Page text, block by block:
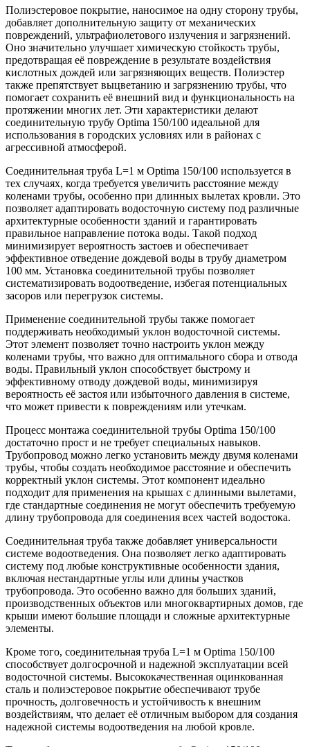
Полиэстеровое покрытие, наносимое на одну сторону трубы,
добавляет дополнительную защиту от механических
повреждений, ультрафиолетового излучения и загрязнений.
Оно значительно улучшает химическую стойкость трубы,
предотвращая её повреждение в результате воздействия
кислотных дождей или загрязняющих веществ. Полиэстер
также препятствует выцветанию и загрязнению трубы, что
помогает сохранить её внешний вид и функциональность на
протяжении многих лет. Эти характеристики делают
соединительную трубу Optima 150/100 идеальной для
использования в городских условиях или в районах с
агрессивной атмосферой.
Соединительная труба L=1 м Optima 150/100 используется в
тех случаях, когда требуется увеличить расстояние между
коленами трубы, особенно при длинных вылетах кровли. Это
позволяет адаптировать водосточную систему под различные
архитектурные особенности зданий и гарантировать
правильное направление потока воды. Такой подход
минимизирует вероятность застоев и обеспечивает
эффективное отведение дождевой воды в трубу диаметром
100 мм. Установка соединительной трубы позволяет
систематизировать водоотведение, избегая потенциальных
засоров или перегрузок системы.
Применение соединительной трубы также помогает
поддерживать необходимый уклон водосточной системы.
Этот элемент позволяет точно настроить уклон между
коленами трубы, что важно для оптимального сбора и отвода
воды. Правильный уклон способствует быстрому и
эффективному отводу дождевой воды, минимизируя
вероятность её застоя или избыточного давления в системе,
что может привести к повреждениям или утечкам.
Процесс монтажа соединительной трубы Optima 150/100
достаточно прост и не требует специальных навыков.
Трубопровод можно легко установить между двумя коленами
трубы, чтобы создать необходимое расстояние и обеспечить
корректный уклон системы. Этот компонент идеально
подходит для применения на крышах с длинными вылетами,
где стандартные соединения не могут обеспечить требуемую
длину трубопровода для соединения всех частей водостока.
Соединительная труба также добавляет универсальности
системе водоотведения. Она позволяет легко адаптировать
систему под любые конструктивные особенности здания,
включая нестандартные углы или длины участков
трубопровода. Это особенно важно для больших зданий,
производственных объектов или многоквартирных домов, где
крыши имеют большие площади и сложные архитектурные
элементы.
Кроме того, соединительная труба L=1 м Optima 150/100
способствует долгосрочной и надежной эксплуатации всей
водосточной системы. Высококачественная оцинкованная
сталь и полиэстеровое покрытие обеспечивают трубе
прочность, долговечность и устойчивость к внешним
воздействиям, что делает её отличным выбором для создания
надежной системы водоотведения на любой кровле.